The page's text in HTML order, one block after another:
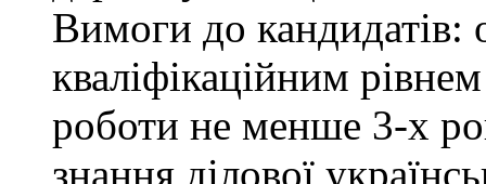
Вимоги до кандидатів:
кваліфікаційним
роботи не менше 3-х
знання ділової